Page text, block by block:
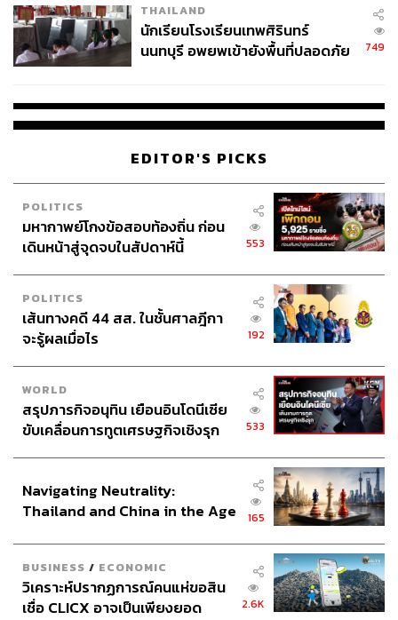
จ่ายหนี้-แอบระบุแบรนด์
THAILAND
นักเรียนโรงเรียนเทพศิรินทร์
นนทบุรี อพยพเข้ายังพื้นที่ปลอดภัย
749
EDITOR'S PICKS
POLITICS
มหากาพย์โกงข้อสอบท้องถิ่น ก่อน
เดินหน้าสู่จุดจบในสัปดาห์นี้
553
POLITICS
เส้นทางคดี 44 สส. ในชั้นศาลฎีกา
จะรู้ผลเมื่อไร
192
WORLD
สรุปภารกิจอนุทิน เยือนอินโดนีเซีย
ขับเคลื่อนการทูตเศรษฐกิจเชิงรุก
533
Navigating Neutrality:
Thailand and China in the Age
165
BUSINESS / ECONOMIC
วิเคราะห์ปรากฏการณ์คนแห่ขอสิน
เชื่อ CLICX อาจเป็นเพียงยอด
2.6K